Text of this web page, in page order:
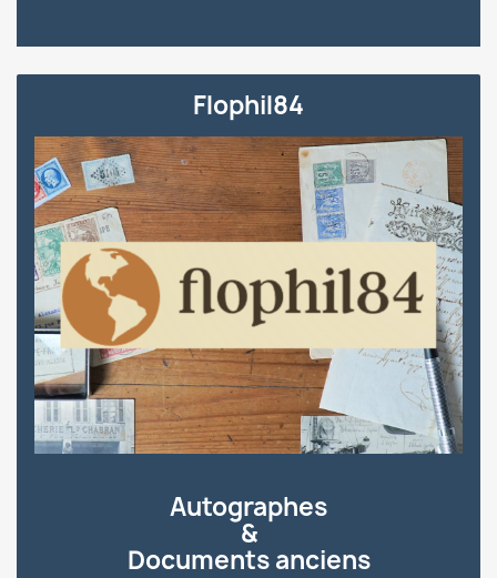
Flophil84
Autographes
&
Documents anciens